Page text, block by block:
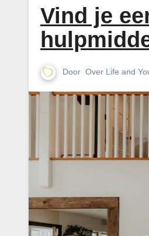
Vind je
Door Over Life and